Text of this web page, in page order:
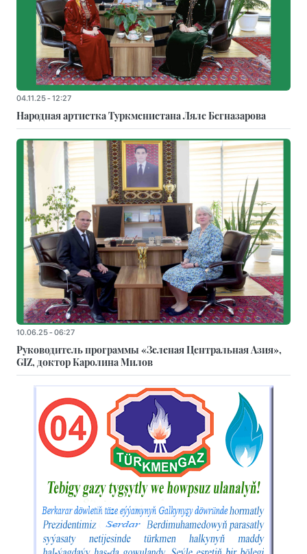
04.11.25 - 12:27
Народная артистка Туркменистана Ляле Бегназарова
10.06.25 - 06:27
Руководитель программы «Зеленая Центральная Азия»,
GIZ, доктор Каролина Милов